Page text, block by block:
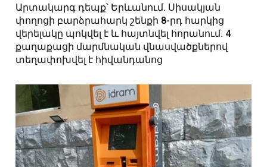
Արտակարգ դեպք՝ Երևանում. Սիսակյան
փողոցի բարձրահարկ շենքի 8-րդ հարկից
վերելակը պոկվել է և հայտնվել հորանում. 4
քաղաքացի մարմնական վնասվածքներով
տեղափոխվել է հիվանդանոց